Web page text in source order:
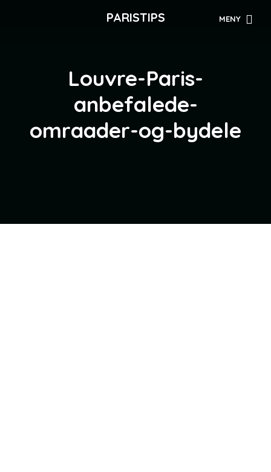
PARISTIPS MENY
Louvre-Paris-
anbefalede-
omraader-og-bydele